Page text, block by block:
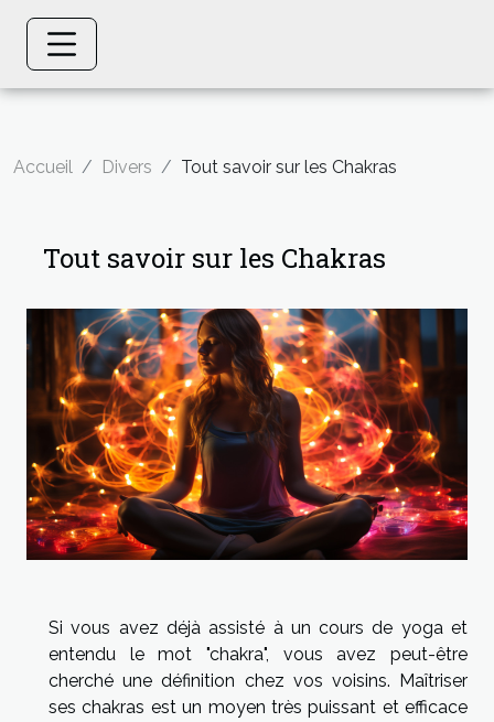
Accueil Divers Tout savoir sur les Chakras
Tout savoir sur les Chakras
Si vous avez déjà assisté à un cours de yoga et
entendu le mot "chakra", vous avez peut-être
cherché une définition chez vos voisins. Maîtriser
ses chakras est un moyen très puissant et efficace